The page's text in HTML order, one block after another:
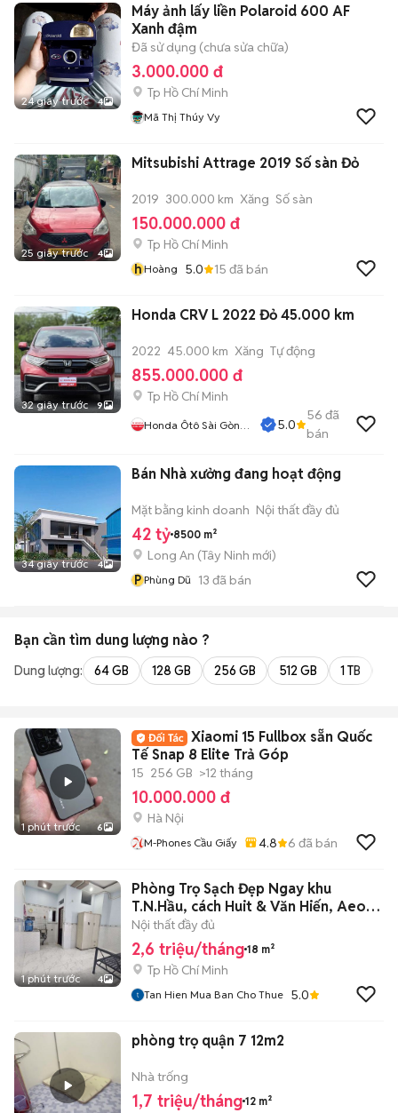
24 giây trước 4
Máy ảnh lấy liền Polaroid 600 AF
Xanh đậm
Đã sử dụng (chưa sửa chữa)
3.000.000 đ
Tp Hồ Chí Minh
Mã Thị Thúy Vy
25 giây trước 4
Mitsubishi Attrage 2019 Số sàn Đỏ
2019 300.000 km Xăng Số sàn
150.000.000 đ
Tp Hồ Chí Minh
hHoàng 5.0 15 đã bán
32 giây trước 9
Honda CRV L 2022 Đỏ 45.000 km
2022 45.000 km Xăng Tự động
855.000.000 đ
Tp Hồ Chí Minh
Honda Ôtô Sài Gòn
5.0
56 đã
bán
34 giây trước 4
Bán Nhà xưởng đang hoạt động
Mặt bằng kinh doanh Nội thất đầy đủ
42 tỷ 8500 m²
Long An (Tây Ninh mới)
P Phùng Dũ 13 đã bán
Bạn cần tìm dung lượng nào ?
Dung lượng: 64 GB 128 GB 256 GB 512 GB 1 TB
1 phút trước 6
Xiaomi 15 Fullbox sẵn Quốc
Tế Snap 8 Elite Trả Góp
15 256 GB >12 tháng
10.000.000 đ
Hà Nội
M-Phones Cầu Giấy 4.8 6 đã bán
1 phút trước 4
Phòng Trọ Sạch Đẹp Ngay khu
T.N.Hầu, cách Huit & Văn Hiến, Aeon
10p
Nội thất đầy đủ
2,6 triệu/tháng 18 m²
Tp Hồ Chí Minh
Tan Hien Mua Ban Cho Thue 5.0
phòng trọ quận 7 12m2
Nhà trống
1,7 triệu/tháng 12 m²